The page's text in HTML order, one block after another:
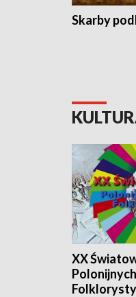
Skarby
XX